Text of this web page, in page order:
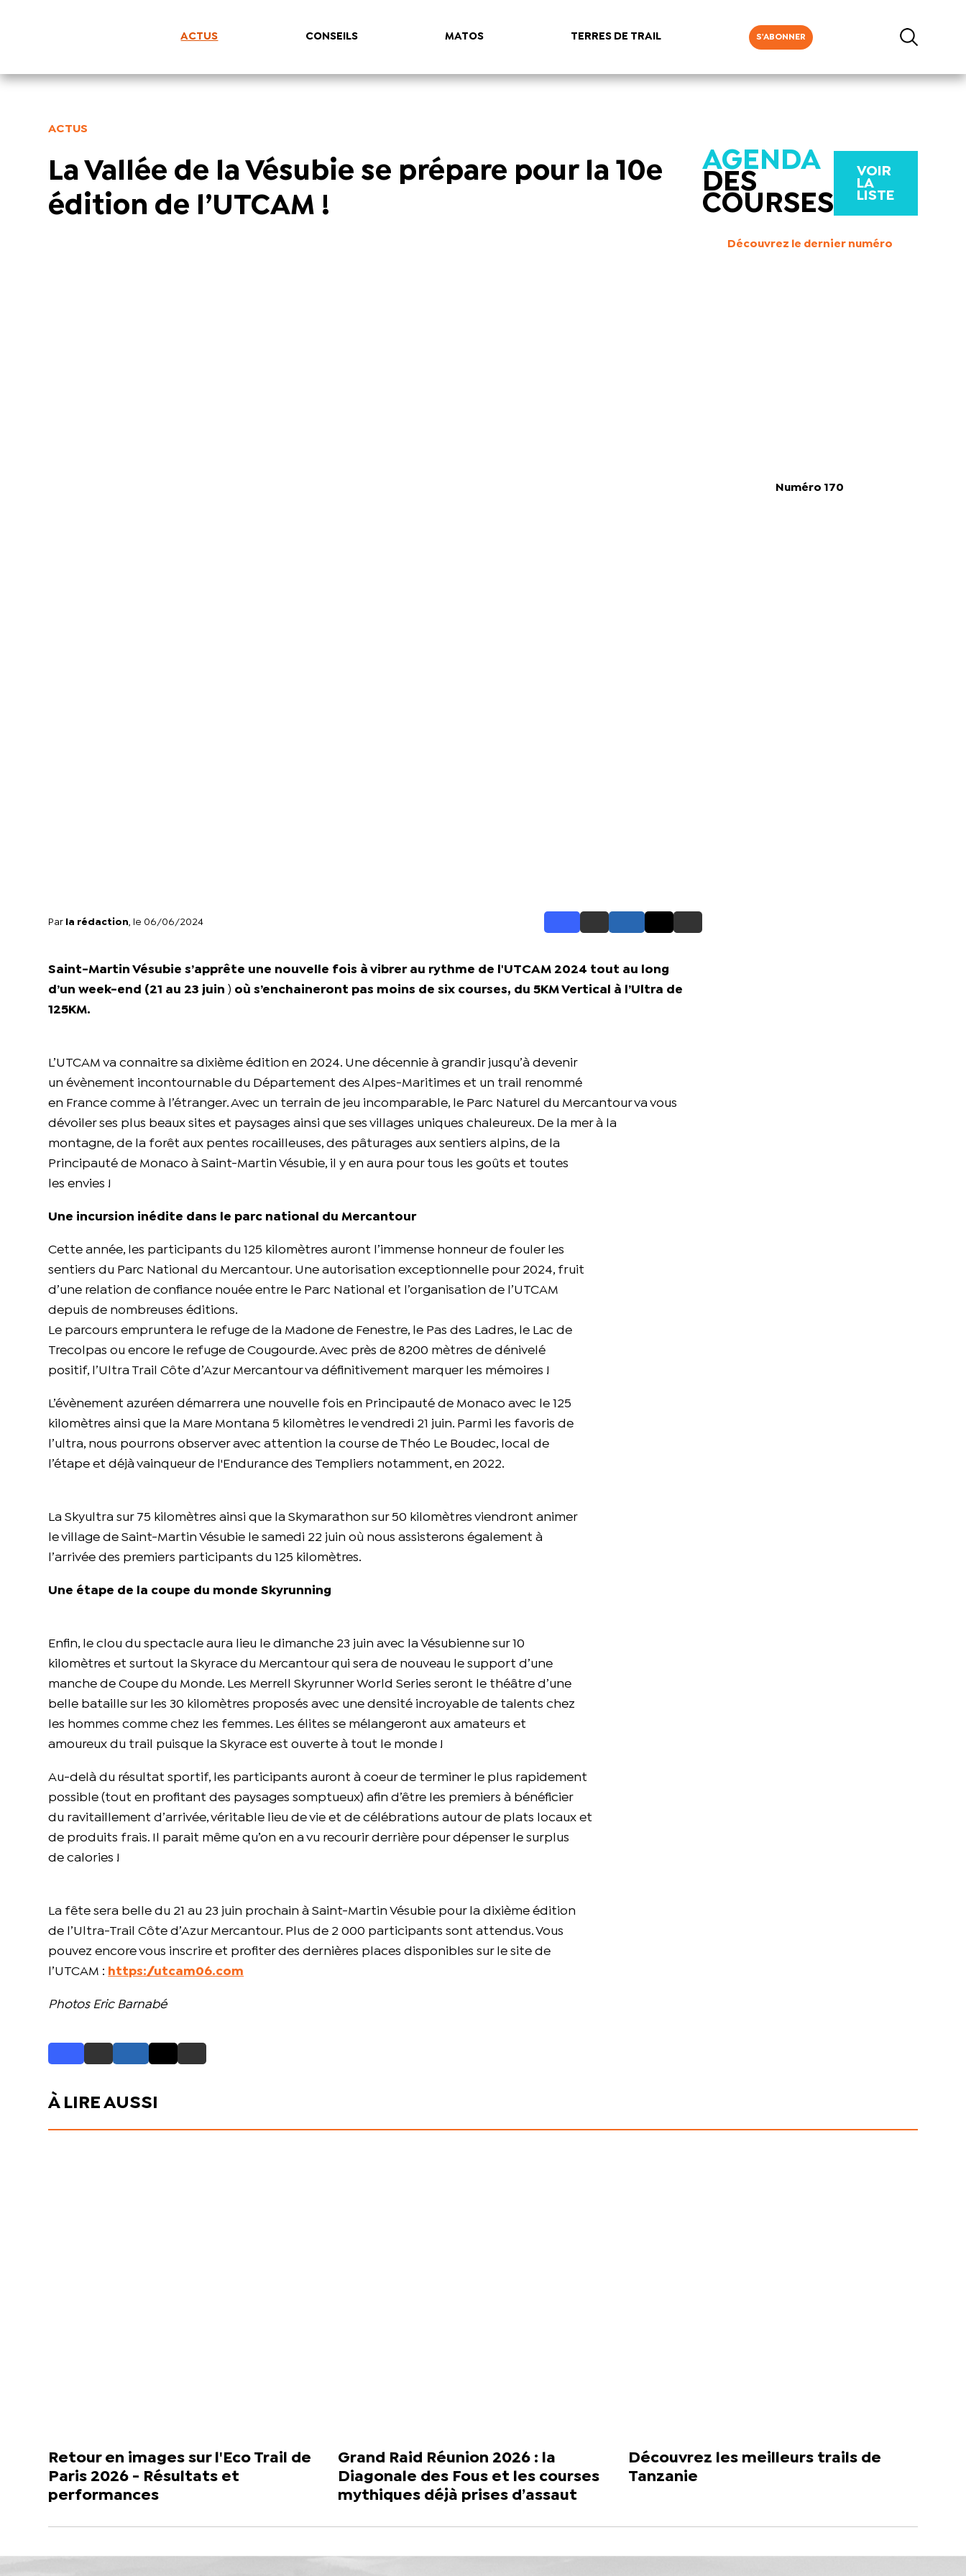
ACTUS CONSEILS MATOS TERRES DE TRAIL S'ABONNER
ACTUS
La Vallée de la Vésubie se prépare pour la 10e
édition de l’UTCAM !
Par la rédaction , le 06/06/2024
Saint-Martin Vésubie s’apprête une nouvelle fois à vibrer au rythme de l'UTCAM 2024 tout au long
d’un week-end (21 au 23 juin ) où s’enchaineront pas moins de six courses, du 5KM Vertical à l’Ultra de
125KM.
L’UTCAM va connaitre sa dixième édition en 2024. Une décennie à grandir jusqu’à devenir
un évènement incontournable du Département des Alpes-Maritimes et un trail renommé
en France comme à l’étranger. Avec un terrain de jeu incomparable, le Parc Naturel du Mercantour va vous
dévoiler ses plus beaux sites et paysages ainsi que ses villages uniques chaleureux. De la mer à la
montagne, de la forêt aux pentes rocailleuses, des pâturages aux sentiers alpins, de la
Principauté de Monaco à Saint-Martin Vésubie, il y en aura pour tous les goûts et toutes
les envies !
Une incursion inédite dans le parc national du Mercantour
Cette année, les participants du 125 kilomètres auront l’immense honneur de fouler les
sentiers du Parc National du Mercantour. Une autorisation exceptionnelle pour 2024, fruit
d’une relation de confiance nouée entre le Parc National et l’organisation de l’UTCAM
depuis de nombreuses éditions.
Le parcours empruntera le refuge de la Madone de Fenestre, le Pas des Ladres, le Lac de
Trecolpas ou encore le refuge de Cougourde. Avec près de 8200 mètres de dénivelé
positif, l’Ultra Trail Côte d’Azur Mercantour va définitivement marquer les mémoires !
L’évènement azuréen démarrera une nouvelle fois en Principauté de Monaco avec le 125
kilomètres ainsi que la Mare Montana 5 kilomètres le vendredi 21 juin. Parmi les favoris de
l’ultra, nous pourrons observer avec attention la course de Théo Le Boudec, local de
l’étape et déjà vainqueur de l'Endurance des Templiers notamment, en 2022.
La Skyultra sur 75 kilomètres ainsi que la Skymarathon sur 50 kilomètres viendront animer
le village de Saint-Martin Vésubie le samedi 22 juin où nous assisterons également à
l’arrivée des premiers participants du 125 kilomètres.
Une étape de la coupe du monde Skyrunning
Enfin, le clou du spectacle aura lieu le dimanche 23 juin avec la Vésubienne sur 10
kilomètres et surtout la Skyrace du Mercantour qui sera de nouveau le support d’une
manche de Coupe du Monde. Les Merrell Skyrunner World Series seront le théâtre d’une
belle bataille sur les 30 kilomètres proposés avec une densité incroyable de talents chez
les hommes comme chez les femmes. Les élites se mélangeront aux amateurs et
amoureux du trail puisque la Skyrace est ouverte à tout le monde !
Au-delà du résultat sportif, les participants auront à coeur de terminer le plus rapidement
possible (tout en profitant des paysages somptueux) afin d’être les premiers à bénéficier
du ravitaillement d’arrivée, véritable lieu de vie et de célébrations autour de plats locaux et
de produits frais. Il parait même qu’on en a vu recourir derrière pour dépenser le surplus
de calories !
La fête sera belle du 21 au 23 juin prochain à Saint-Martin Vésubie pour la dixième édition
de l’Ultra-Trail Côte d’Azur Mercantour. Plus de 2 000 participants sont attendus. Vous
pouvez encore vous inscrire et profiter des dernières places disponibles sur le site de
l’UTCAM : https://utcam06.com
Photos Eric Barnabé
AGENDA
DES
COURSES
VOIR
LA
LISTE
Découvrez le dernier numéro
Numéro 170
À LIRE AUSSI
Retour en images sur l'Eco Trail de
Paris 2026 - Résultats et
performances
Grand Raid Réunion 2026 : la
Diagonale des Fous et les courses
mythiques déjà prises d’assaut
Découvrez les meilleurs trails de
Tanzanie